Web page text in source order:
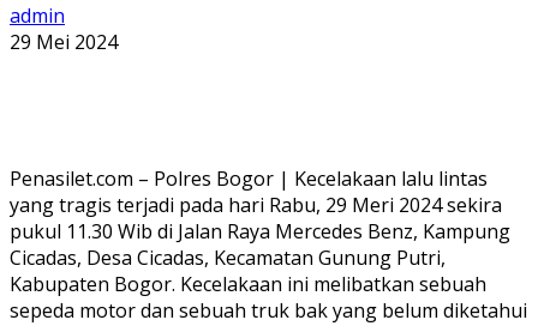
admin
29 Mei 2024
Penasilet.com – Polres Bogor | Kecelakaan lalu lintas
yang tragis terjadi pada hari Rabu, 29 Meri 2024 sekira
pukul 11.30 Wib di Jalan Raya Mercedes Benz, Kampung
Cicadas, Desa Cicadas, Kecamatan Gunung Putri,
Kabupaten Bogor. Kecelakaan ini melibatkan sebuah
sepeda motor dan sebuah truk bak yang belum diketahui